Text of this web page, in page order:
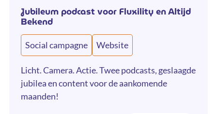
Jubileum podcast voor Fluxility en Altijd
Bekend
Social campagne Website
Licht. Camera. Actie. Twee podcasts, geslaagde
jubilea en content voor de aankomende
maanden!